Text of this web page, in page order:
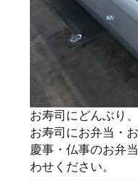
お寿司にどんぶり
お寿司にお弁当・
慶事・仏事のお弁
わせください。